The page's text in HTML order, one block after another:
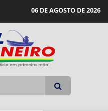
06 DE AGOSTO DE 2026